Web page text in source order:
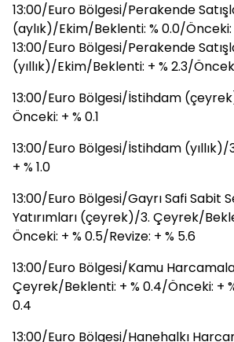
13:00/Euro Bölgesi/Perakende
(aylık)/Ekim/Beklenti: % 0.0/Önceki:
13:00/Euro Bölgesi/Perakende
(yıllık)/Ekim/Beklenti: + % 2.3/
13:00/Euro Bölgesi/İstihdam
Önceki: + % 0.1
13:00/Euro Bölgesi/İstihdam
+ % 1.0
13:00/Euro Bölgesi/Gayrı Safi Sabit
Yatırımları (çeyrek)/3. Çeyrek/
Önceki: + % 0.5/Revize: + % 5.6
13:00/Euro Bölgesi/Kamu
Çeyrek/Beklenti: + % 0.4/Önceki: +
0.4
13:00/Euro Bölgesi/Hanehalkı